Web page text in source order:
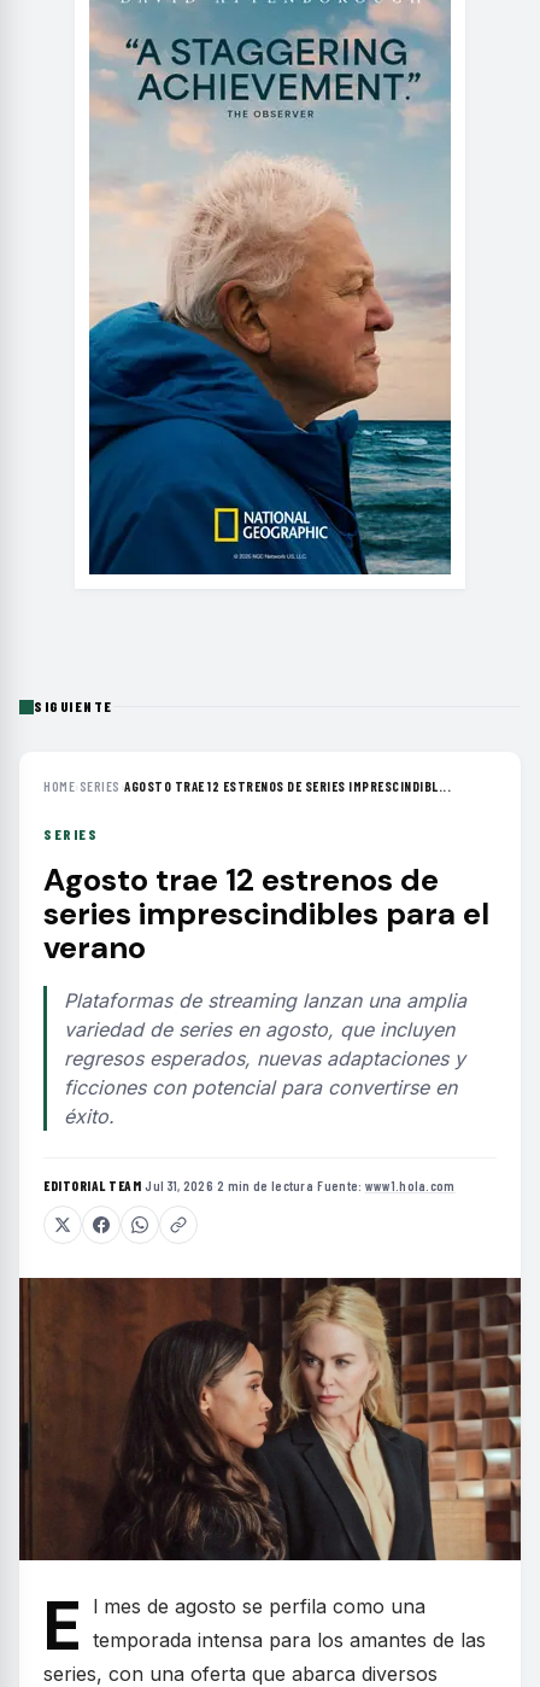
SIGUIENTE
HOME› SERIES ›AGOSTO TRAE 12 ESTRENOS DE SERIES IMPRESCINDIBL...
SERIES
Agosto trae 12 estrenos de
series imprescindibles para el
verano
Plataformas de streaming lanzan una amplia
variedad de series en agosto, que incluyen
regresos esperados, nuevas adaptaciones y
ficciones con potencial para convertirse en
éxito.
EDITORIAL TEAM·Jul 31, 2026·2 min de lectura·Fuente: www1.hola.com
E
l mes de agosto se perfila como una
temporada intensa para los amantes de las
series, con una oferta que abarca diversos